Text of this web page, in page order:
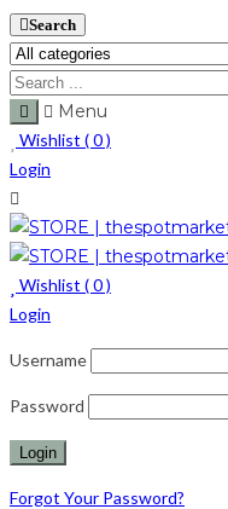
Search
Menu
Wishlist (0)
Login
Wishlist (0)
Login
Username
Password
Forgot Your Password?